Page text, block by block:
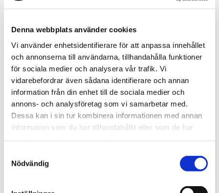
Denna webbplats använder cookies
Vi använder enhetsidentifierare för att anpassa innehållet
och annonserna till användarna, tillhandahålla funktioner
för sociala medier och analysera vår trafik. Vi
vidarebefordrar även sådana identifierare och annan
information från din enhet till de sociala medier och
annons- och analysföretag som vi samarbetar med.
Dessa kan i sin tur kombinera informationen med annan
information som du har tillhandahållit eller som de har
Nödvändig
Ring oss
Ring oss om du har några frågor!
070-611 28 55
Begär offert
Kontakta mig
Boka hembesök
Prata med en expert
Kontakta mig
Boka hembesök